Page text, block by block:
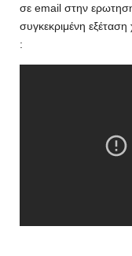
σε email στην ερωτηση
συγκεκριμένη εξέταση
: